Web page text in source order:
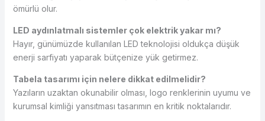
ömürlü olur.
LED aydınlatmalı sistemler çok elektrik yakar mı?
Hayır, günümüzde kullanılan LED teknolojisi oldukça düşük
enerji sarfiyatı yaparak bütçenize yük getirmez.
Tabela tasarımı için nelere dikkat edilmelidir?
Yazıların uzaktan okunabilir olması, logo renklerinin uyumu ve
kurumsal kimliği yansıtması tasarımın en kritik noktalarıdır.